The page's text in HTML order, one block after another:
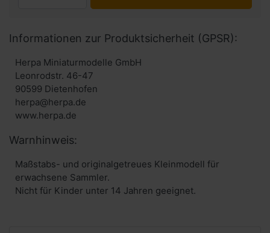
Informationen zur Produktsicherheit (GPSR):
Herpa Miniaturmodelle GmbH
Leonrodstr. 46-47
90599 Dietenhofen
herpa@herpa.de
www.herpa.de
Warnhinweis:
Maßstabs- und originalgetreues Kleinmodell für
erwachsene Sammler.
Nicht für Kinder unter 14 Jahren geeignet.